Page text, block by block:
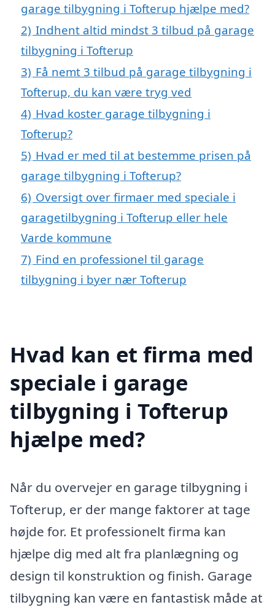
garage tilbygning i Tofterup hjælpe med?
2) Indhent altid mindst 3 tilbud på garage
tilbygning i Tofterup
3) Få nemt 3 tilbud på garage tilbygning i
Tofterup, du kan være tryg ved
4) Hvad koster garage tilbygning i
Tofterup?
5) Hvad er med til at bestemme prisen på
garage tilbygning i Tofterup?
6) Oversigt over firmaer med speciale i
garagetilbygning i Tofterup eller hele
Varde kommune
7) Find en professionel til garage
tilbygning i byer nær Tofterup
Hvad kan et firma med
speciale i garage
tilbygning i Tofterup
hjælpe med?
Når du overvejer en garage tilbygning i
Tofterup, er der mange faktorer at tage
højde for. Et professionelt firma kan
hjælpe dig med alt fra planlægning og
design til konstruktion og finish. Garage
tilbygning kan være en fantastisk måde at